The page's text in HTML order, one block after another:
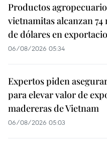
Productos
vietnamitas alcanzan
de dólares en
06/08/2026 05:34
Expertos piden
para elevar valor de
madereras de Vietnam
06/08/2026 05:03